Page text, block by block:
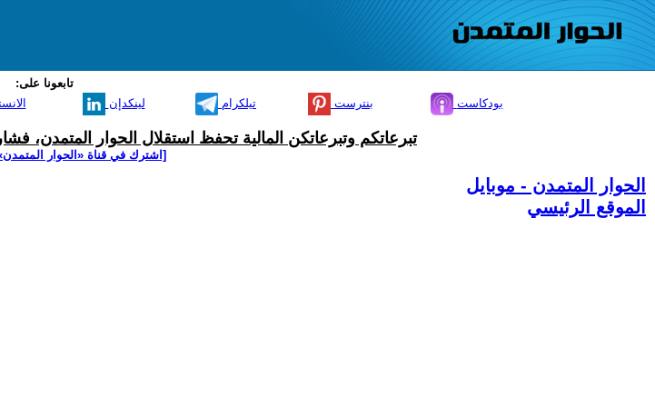
تابعونا على:
لينكدإن تيلكرام بنترست بودكاست
تبرعاتكم وتبرعاتكن المالية تحفظ استقلال الحوار المتمدن،
[اشترك في قناة ‫«الحوار
الحوار المتمدن - موبايل
الموقع الرئيسي